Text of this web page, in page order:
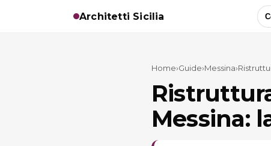
Architetti Sicilia
Home›Guide›Messina›
Messina: